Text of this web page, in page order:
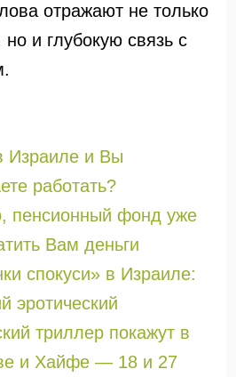
отражают не только
и глубокую связь с
Израиле и Вы
работать?
пенсионный фонд уже
Вам деньги
спокуси» в Израиле:
эротический
триллер покажут в
и Хайфе — 18 и 27